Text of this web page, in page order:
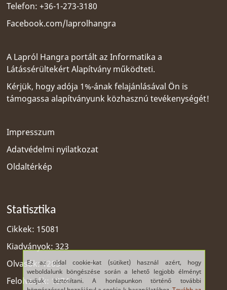
Ez az oldal cookie-kat (sütiket) használ azért, hogy
weboldalunk böngészése során a lehető legjobb élményt
tudjuk biztosítani. A honlapunkon történő további
Telefon: +36-1-273-3180
Facebook.com/laprolhangra
A Lapról Hangra portált azInformatika a
Látássérültekért Alapítvány működteti.
Kérjük, hogy adója 1%-ának felajánlásával Ön is
támogassa alapítványunk közhasznú tevékenységét!
Impresszum
Adatvédelmi nyilatkozat
Oldaltérkép
Statisztika
Cikkek: 15081
Kiadványok: 323
Olvasók: 1285
Felolvasók: 1974